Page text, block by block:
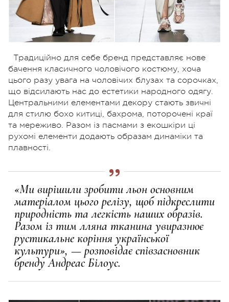
Традиційно для себе бренд представляє нове
бачення класичного чоловічого костюму, хоча
цього разу увага на чоловічих блузах та сорочках,
що відсилають нас до естетики народного одягу.
Центральними елементами декору стають звичні
для стилю бохо китиці, бахрома, поторочені краї
та мереживо. Разом із пасмами з екошкіри ці
рухомі елементи додають образам динаміки та
плавності.
«Ми вирішили зробити льон основним
матеріалом цього релізу, щоб підкреслити
природність та легкість наших образів.
Разом із тим лляна тканина увиразнює
рустикальне коріння української
культури», — розповідає співзасновник
бренду Андреас Білоус.